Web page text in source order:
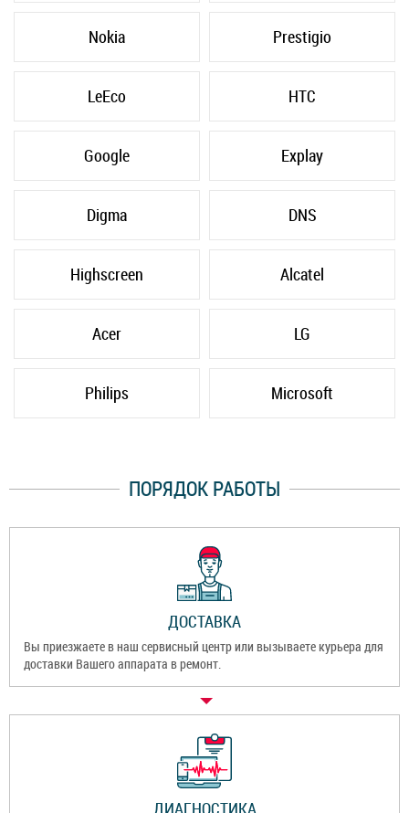
Nokia Prestigio
LeEco HTC
Google Explay
Digma DNS
Highscreen Alcatel
Acer LG
Philips Microsoft
ПОРЯДОК РАБОТЫ
ДОСТАВКА
Вы приезжаете в наш сервисный центр или вызываете курьера для
доставки Вашего аппарата в ремонт.
ДИАГНОСТИКА